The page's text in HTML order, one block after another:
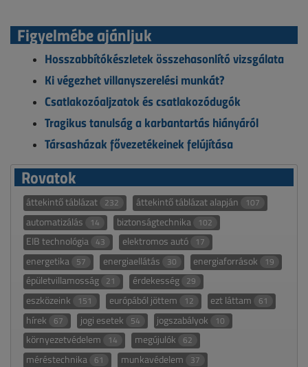
Figyelmébe ajánljuk
Hosszabbítókészletek összehasonlító vizsgálata
Ki végezhet villanyszerelési munkát?
Csatlakozóaljzatok és csatlakozódugók
Tragikus tanulság a karbantartás hiányáról
Társasházak fővezetékeinek felújítása
Rovatok
áttekintő táblázat 232 áttekintő táblázat alapján 107
automatizálás 14 biztonságtechnika 102
EIB technológia 43 elektromos autó 17
energetika 57 energiaellátás 30 energiaforrások 19
épületvillamosság 21 érdekesség 29
eszközeink 151 európából jöttem 12 ezt láttam 61
hírek 67 jogi esetek 54 jogszabályok 10
környezetvédelem 14 megújulók 62
méréstechnika 61 munkavédelem 37